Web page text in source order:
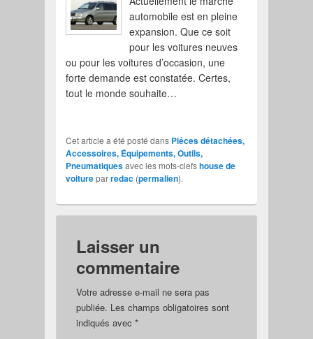
automobile est en pleine
expansion. Que ce soit
pour les voitures neuves
ou pour les voitures d’occasion, une
forte demande est constatée. Certes,
tout le monde souhaite…
Cet article a été posté dans Piéces détachées,
Accessoires, Équipements, Outils,
Pneumatiquesavec les mots-clefshouse de
voitureparredac (permalien).
Laisser un
commentaire
Votre adresse e-mail ne sera pas
publiée. Les champs obligatoires sont
indiqués avec *